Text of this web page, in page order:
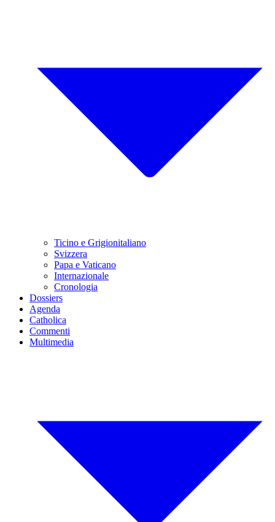
Ticino e Grigionitaliano
Svizzera
Papa e Vaticano
Internazionale
Cronologia
Dossiers
Agenda
Catholica
Commenti
Multimedia